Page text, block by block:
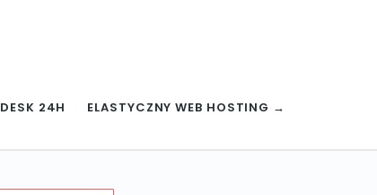
24H ELASTYCZNY WEB HOSTING →